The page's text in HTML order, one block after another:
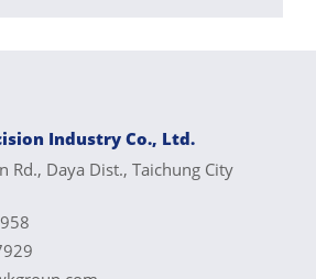
Industry Co., Ltd.
Rd., Daya Dist., Taichung City